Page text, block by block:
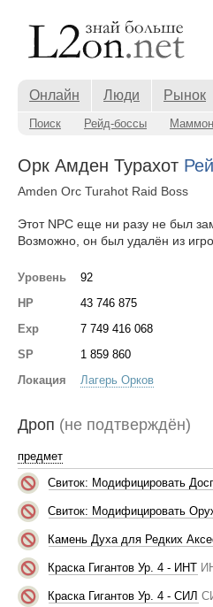
Онлайн Люди Рынок
Поиск Рейд-боссы
Орк Амден Турахот
Amden Orc Turahot Raid Boss
Этот NPC еще ни разу не был
Возможно, он был удалён из
Уровень
92
HP
43 746 875
Exp
7 749 416 068
SP
1 859 860
Локация
Лагерь Орков
Дроп (не подтверждён)
предмет
Свиток: Модифицировать
Свиток: Модифицировать
Камень Духа для Редких
Краска Гигантов Ур. 4 - ИНТ
Краска Гигантов Ур. 4 - СИЛ